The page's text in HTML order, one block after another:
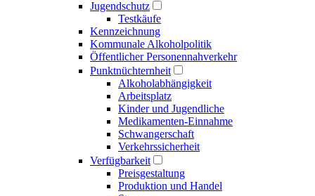
Jugendschutz
Testkäufe
Kennzeichnung
Kommunale Alkoholpolitik
Öffentlicher Personennahverkehr
Punktnüchternheit
Alkoholabhängigkeit
Arbeitsplatz
Kinder und Jugendliche
Medikamenten-Einnahme
Schwangerschaft
Verkehrssicherheit
Verfügbarkeit
Preisgestaltung
Produktion und Handel